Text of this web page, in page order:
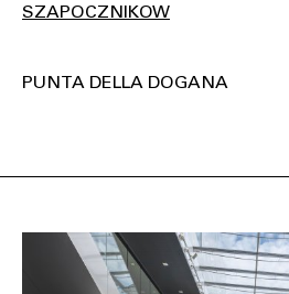
SZAPOCZNIKOW
PUNTA DELLA DOGANA